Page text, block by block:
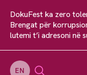
EN
DokuFest ka zero
Brengat për
lutemi t’i adresoni në